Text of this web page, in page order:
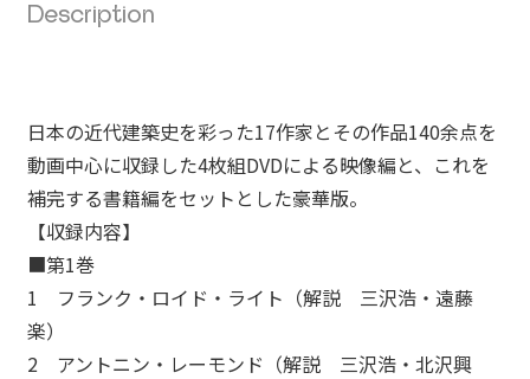
Description
日本の近代建築史を彩った17作家とその作品140余点を
動画中心に収録した4枚組DVDによる映像編と、これを
補完する書籍編をセットとした豪華版。
【収録内容】
■第1巻
1 フランク・ロイド・ライト（解説 三沢浩・遠藤
楽）
2 アントニン・レーモンド（解説 三沢浩・北沢興